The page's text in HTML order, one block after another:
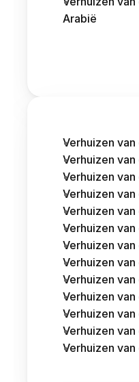
Arabië
Verhuizen
Verhuizen
Verhuizen van
Verhuizen
Verhuizen
Verhuizen
Verhuizen van
Verhuizen van
Verhuizen van
Verhuizen van
Verhuizen van
Verhuizen van
Verhuizen